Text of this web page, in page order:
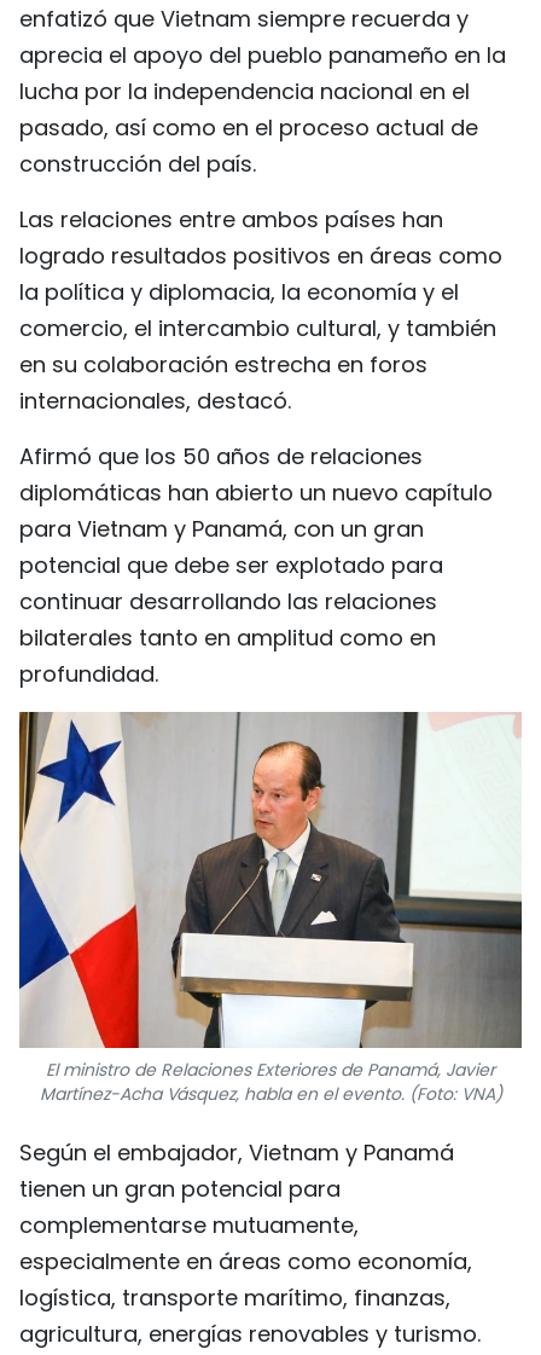
enfatizó que Vietnam siempre recuerda y
aprecia el apoyo del pueblo panameño en la
lucha por la independencia nacional en el
pasado, así como en el proceso actual de
construcción del país.
Las relaciones entre ambos países han
logrado resultados positivos en áreas como
la política y diplomacia, la economía y el
comercio, el intercambio cultural, y también
en su colaboración estrecha en foros
internacionales, destacó.
Afirmó que los 50 años de relaciones
diplomáticas han abierto un nuevo capítulo
para Vietnam y Panamá, con un gran
potencial que debe ser explotado para
continuar desarrollando las relaciones
bilaterales tanto en amplitud como en
profundidad.
El ministro de Relaciones Exteriores de Panamá, Javier
Martínez-Acha Vásquez, habla en el evento. (Foto: VNA)
Según el embajador, Vietnam y Panamá
tienen un gran potencial para
complementarse mutuamente,
especialmente en áreas como economía,
logística, transporte marítimo, finanzas,
agricultura, energías renovables y turismo.